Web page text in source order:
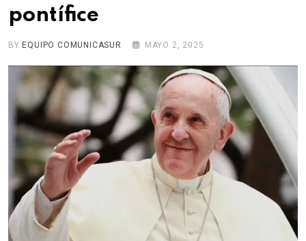
pontífice
BY EQUIPO COMUNICASUR MAYO 2, 2025